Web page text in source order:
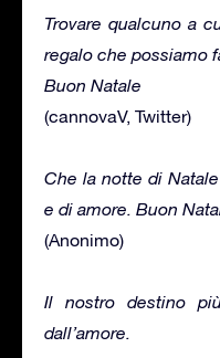
Trovare qualcuno a
regalo che possiamo
Buon Natale
(cannovaV, Twitter)
Che la notte di
e di amore. Buon
(Anonimo)
Il nostro destino
dall’amore.